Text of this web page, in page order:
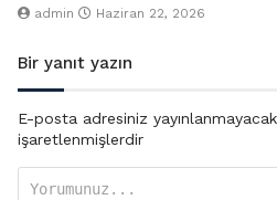
admin Haziran 22, 2026
Bir yanıt yazın
E-posta adresiniz
işaretlenmişlerdir